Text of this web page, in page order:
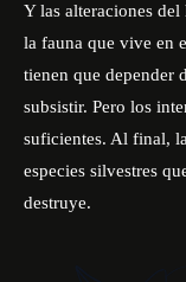
Y las alteraciones
la fauna que vive en
tienen que depender
subsistir. Pero los
suficientes. Al final,
especies silvestres
destruye.